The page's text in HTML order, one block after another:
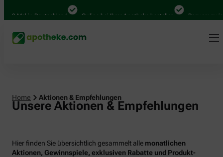
Mal in Deutschland Online bei Ihrer Apotheke bestellen Bequem
Home Aktionen & Empfehlungen
Unsere Aktionen & Empfehlungen
Hier finden Sie übersichtlich gesammelt alle monatlichen
Aktionen, Gewinnspiele, exklusiven Rabatte und Produkt-